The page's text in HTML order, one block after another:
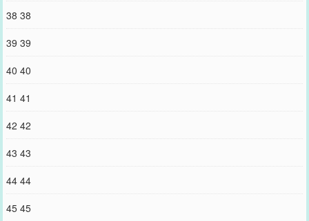
38 38
39 39
40 40
41 41
42 42
43 43
44 44
45 45